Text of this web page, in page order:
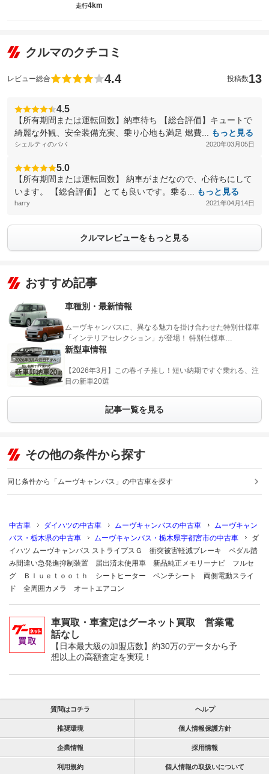
走行4km
クルマのクチコミ
レビュー総合 4.4 投稿数13
4.5
【所有期間または運転回数】納車待ち 【総合評価】キュートで
綺麗な外観、安全装備充実、乗り心地も満足 燃費...
もっと見る
シェルティのパパ 2020年03月05日
5.0
【所有期間または運転回数】 納車がまだなので、心待ちにして
います。 【総合評価】 とても良いです。乗る...
もっと見る
harry 2021年04月14日
クルマレビューをもっと見る
おすすめ記事
車種別・最新情報
ムーヴキャンバスに、異なる魅力を掛け合わせた特別仕様車
「インテリアセレクション」が登場！ 特別仕様車…
新型車情報
【2026年3月】この春イチ推し！短い納期ですぐ乗れる、注
目の新車20選
記事一覧を見る
その他の条件から探す
同じ条件から「ムーヴキャンバス」の中古車を探す
中古車 ダイハツの中古車 ムーヴキャンバスの中古車
ムーヴキャン
バス・栃木県の中古車
ムーヴキャンバス・栃木県宇都宮市の中古車
ダ
イハツ ムーヴキャンバス ストライプスＧ 衝突被害軽減ブレーキ ペダル踏
み間違い急発進抑制装置 届出済未使用車 新品純正メモリーナビ フルセ
グ Ｂｌｕｅｔｏｏｔｈ シートヒーター ベンチシート 両側電動スライ
ド 全周囲カメラ オートエアコン
車買取・車査定はグーネット買取 営業電
話なし
【日本最大級の加盟店数】約30万のデータから予
想以上の高額査定を実現！
質問はコチラ ヘルプ
推奨環境 個人情報保護方針
企業情報 採用情報
利用規約 個人情報の取扱いについて